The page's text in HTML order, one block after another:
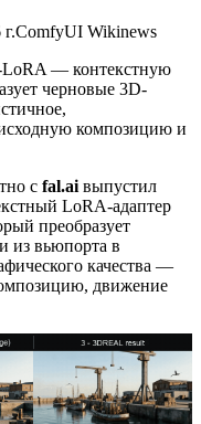
ComfyUI Wikinews
— контекстную
черновые 3D-
композицию и
с fal.ai выпустил
LoRA-адаптер
преобразует
из вьюпорта в
качества —
движение